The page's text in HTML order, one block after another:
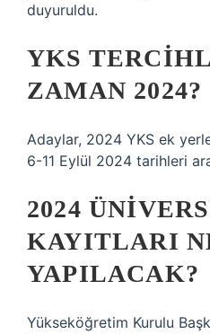
duyuruldu.
YKS
ZAMAN 2024?
Adaylar, 2024 YKS ek
6-11 Eylül 2024 tarihleri
2024
KAYITLARI
YAPILACAK?
Yükseköğretim Kurulu